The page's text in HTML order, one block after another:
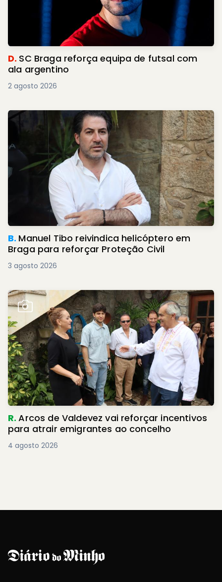
D. SC Braga reforça equipa de futsal com
ala argentino
2 agosto 2026
B. Manuel Tibo reivindica helicóptero em
Braga para reforçar Proteção Civil
3 agosto 2026
R.Arcos de Valdevez vai reforçar incentivos
para atrair emigrantes ao concelho
4 agosto 2026